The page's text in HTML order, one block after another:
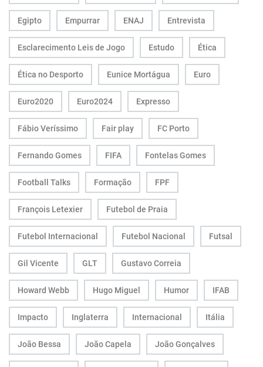
Egipto Empurrar ENAJ Entrevista
Esclarecimento Leis de Jogo Estudo Ética
Ética no Desporto Eunice Mortágua Euro
Euro2020 Euro2024 Expresso
Fábio Veríssimo Fair play FC Porto
Fernando Gomes FIFA Fontelas Gomes
Football Talks Formação FPF
François Letexier Futebol de Praia
Futebol Internacional Futebol Nacional Futsal
Gil Vicente GLT Gustavo Correia
Howard Webb Hugo Miguel Humor IFAB
Impacto Inglaterra Internacional Itália
João Bessa João Capela João Gonçalves